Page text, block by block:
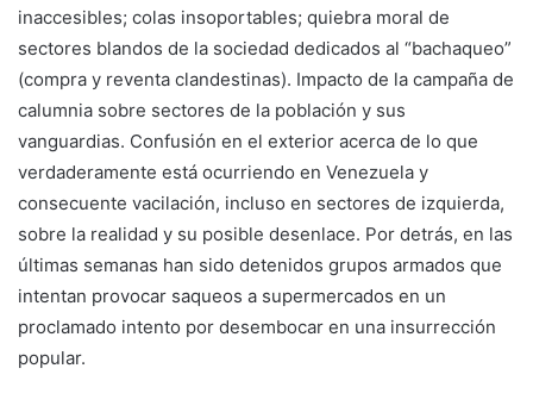
inaccesibles; colas insoportables; quiebra moral de
sectores blandos de la sociedad dedicados al “bachaqueo”
(compra y reventa clandestinas). Impacto de la campaña de
calumnia sobre sectores de la población y sus
vanguardias. Confusión en el exterior acerca de lo que
verdaderamente está ocurriendo en Venezuela y
consecuente vacilación, incluso en sectores de izquierda,
sobre la realidad y su posible desenlace. Por detrás, en las
últimas semanas han sido detenidos grupos armados que
intentan provocar saqueos a supermercados en un
proclamado intento por desembocar en una insurrección
popular.